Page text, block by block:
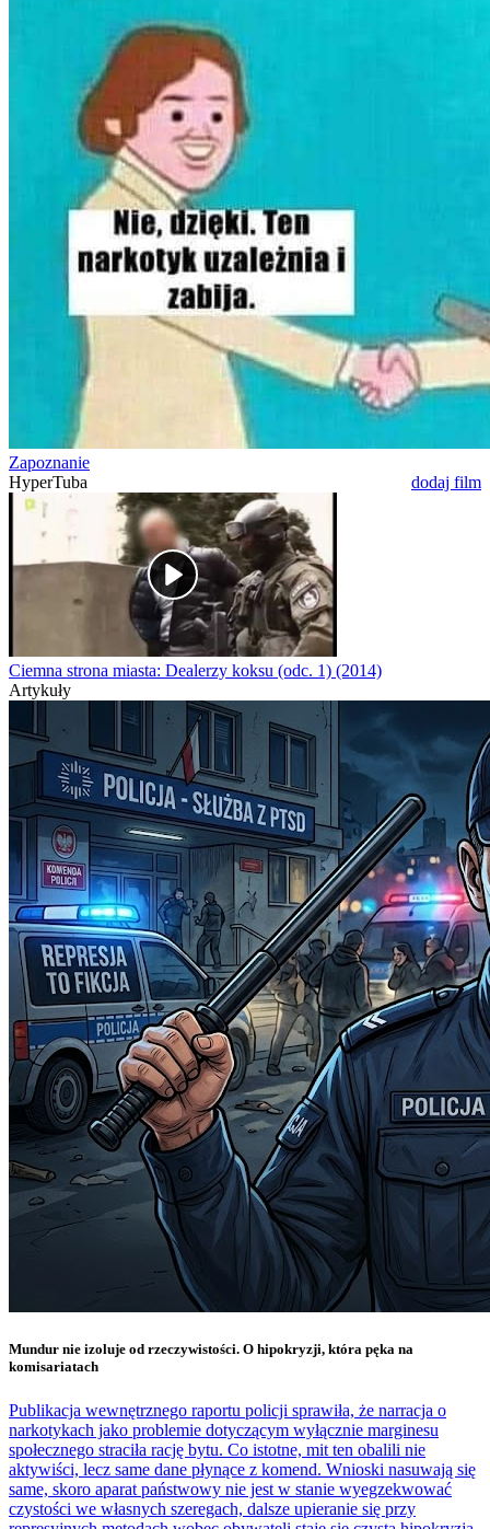
Zapoznanie
HyperTuba
dodaj film
Ciemna strona miasta: Dealerzy koksu (odc. 1) (2014)
Artykuły
Mundur nie izoluje od rzeczywistości. O hipokryzji, która pęka na
komisariatach
Publikacja wewnętrznego raportu policji sprawiła, że narracja o
narkotykach jako problemie dotyczącym wyłącznie marginesu
społecznego straciła rację bytu. Co istotne, mit ten obalili nie
aktywiści, lecz same dane płynące z komend. Wnioski nasuwają się
same, skoro aparat państwowy nie jest w stanie wyegzekwować
czystości we własnych szeregach, dalsze upieranie się przy